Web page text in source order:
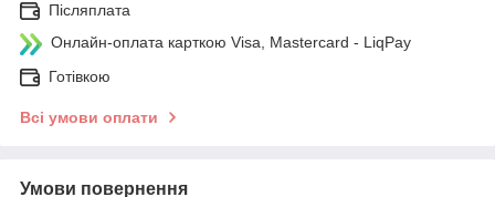
Післяплата
Онлайн-оплата карткою Visa, Mastercard - LiqPay
Готівкою
Всі умови оплати
Умови повернення